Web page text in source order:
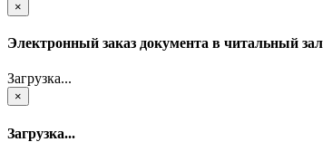
×
Электронный заказ документа в читальный зал
Загрузка...
×
Загрузка...